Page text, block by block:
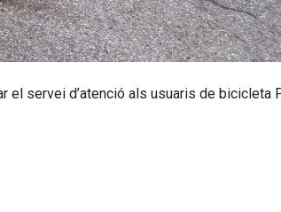
el servei d’atenció als usuaris de bicicleta